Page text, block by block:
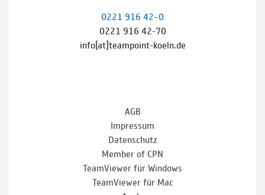
0221 916 42–0
0221 916 42-70
info[at]teampoint-koeln.de
AGB
Impressum
Datenschutz
Member of CPN
TeamViewer für Windows
TeamViewer für Mac